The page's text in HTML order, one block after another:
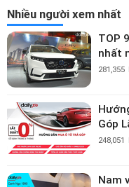
Nhiều người xem nhất
TOP
nhất
281,355
Góp
248,051
Nam